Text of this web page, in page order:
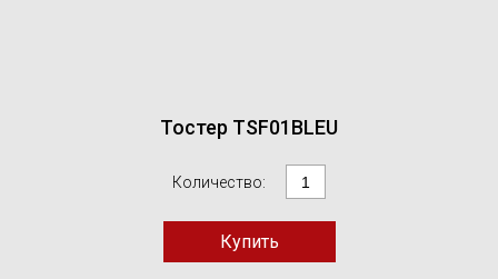
Тостер TSF01BLEU
Количество: